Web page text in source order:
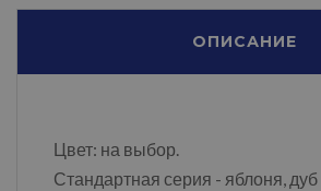
ОПИСАНИЕ
Цвет: на выбор.
Стандартная серия - яблоня,